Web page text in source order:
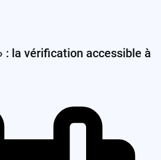
: la vérification accessible à